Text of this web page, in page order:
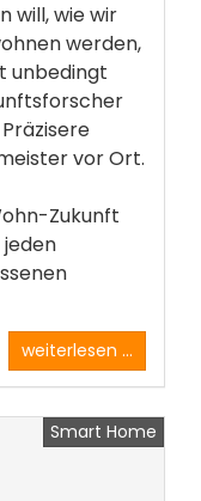
will, wie wir
werden,
unbedingt
vor Ort.
Zukunft
weiterlesen ...
Smart Home